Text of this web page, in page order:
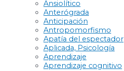
Ansiolítico
Anterógrada
Anticipación
Antropomorfismo
Apatía del espectador
Aplicada, Psicología
Aprendizaje
Aprendizaje cognitivo